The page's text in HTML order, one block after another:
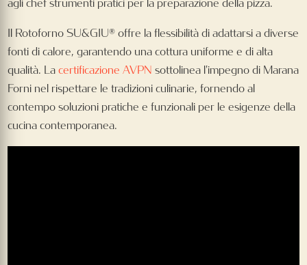
agli chef strumenti pratici per la preparazione della pizza.
Il Rotoforno SU&GIU® offre la flessibilità di adattarsi a diverse
fonti di calore, garantendo una cottura uniforme e di alta
qualità. Lacertificazione AVPN sottolinea l'impegno di Marana
Forni nel rispettare le tradizioni culinarie, fornendo al
contempo soluzioni pratiche e funzionali per le esigenze della
cucina contemporanea.